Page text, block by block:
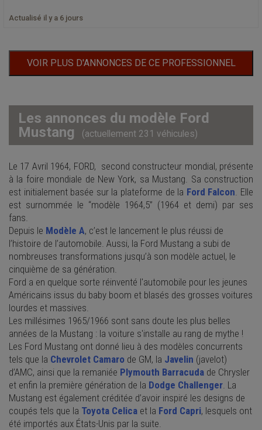
Actualisé il y a 6 jours
VOIR PLUS D'ANNONCES DE CE PROFESSIONNEL
Les annonces du modèle Ford
Mustang
(actuellement 231 véhicules)
Le 17 Avril 1964, FORD, second constructeur mondial, présente
à la foire mondiale de New York, sa Mustang. Sa construction
est initialement basée sur la plateforme de la Ford Falcon . Elle
est surnommée le “modèle 1964,5” (1964 et demi) par ses
fans.
Depuis le Modèle A, c’est le lancement le plus réussi de
l’histoire de l’automobile. Aussi, la Ford Mustang a subi de
nombreuses transformations jusqu’à son modèle actuel, le
cinquième de sa génération.
Ford a en quelque sorte réinventé l'automobile pour les jeunes
Américains issus du baby boom et blasés des grosses voitures
lourdes et massives.
Les millésimes 1965/1966 sont sans doute les plus belles
années de la Mustang : la voiture s'installe au rang de mythe !
Les Ford Mustang ont donné lieu à des modèles concurrents
tels que la Chevrolet Camaro de GM, la Javelin (javelot)
d’AMC, ainsi que la remaniée Plymouth Barracuda de Chrysler
et enfin la première génération de la Dodge Challenger . La
Mustang est également créditée d’avoir inspiré les designs de
coupés tels que la Toyota Celica et la Ford Capri, lesquels ont
été importés aux États-Unis par la suite.